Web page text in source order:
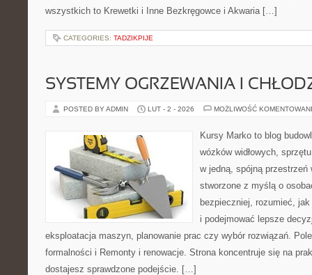
wszystkich to Krewetki i Inne Bezkręgowce i Akwaria […]
CATEGORIES: TADZIKPIJE
SYSTEMY OGRZEWANIA I
POSTED BY ADMIN LUT - 2 - 2026 MOŻLIWOŚĆ
Kursy Marko to blog
wózków widłowych,
w jedną, spójną przestrzeń
stworzone z myślą o
bezpieczniej, rozumieć,
i podejmować lepsze
eksploatacja maszyn, planowanie prac czy wybór rozwiązań.
formalności i Remonty i renowacje. Strona koncentruje się na
dostajesz sprawdzone podejście. […]